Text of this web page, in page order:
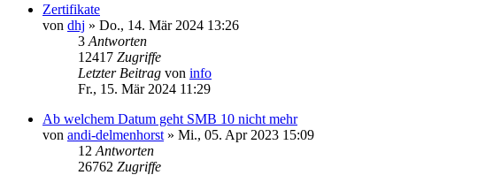
Zertifikate
von dhj » Do., 14. Mär 2024 13:26
3 Antworten
12417 Zugriffe
Letzter Beitrag von info
Fr., 15. Mär 2024 11:29
Ab welchem Datum geht SMB 10 nicht mehr
von andi-delmenhorst » Mi., 05. Apr 2023 15:09
12 Antworten
26762 Zugriffe